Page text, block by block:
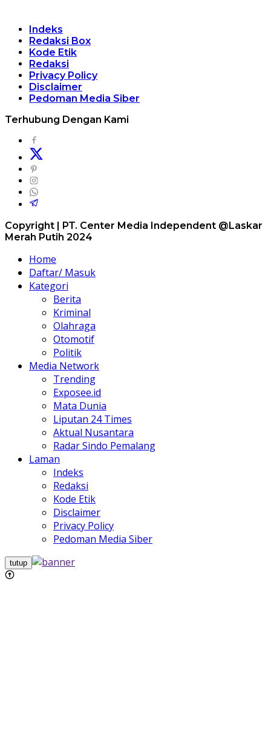
Indeks
Redaksi Box
Kode Etik
Redaksi
Privacy Policy
Disclaimer
Pedoman Media Siber
Terhubung Dengan Kami
Copyright | PT. Center Media Independent @Laskar
Merah Putih 2024
Home
Daftar/ Masuk
Kategori
Berita
Kriminal
Olahraga
Otomotif
Politik
Media Network
Trending
Exposee.id
Mata Dunia
Liputan 24 Times
Aktual Nusantara
Radar Sindo Pemalang
Laman
Indeks
Redaksi
Kode Etik
Disclaimer
Privacy Policy
Pedoman Media Siber
tutup